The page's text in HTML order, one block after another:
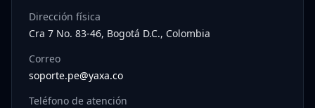
Dirección física
Cra 7 No. 83-46, Bogotá D.C., Colombia
Correo
soporte.pe@yaxa.co
Teléfono de atención